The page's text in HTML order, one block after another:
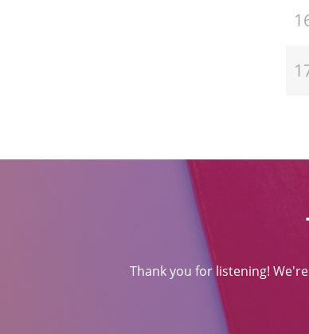
Thank you for listening!